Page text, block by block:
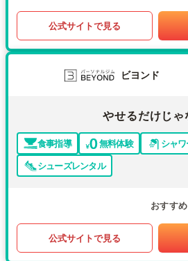
公式サイトで見る
ビヨンド
やせるだけじゃ
食事指導 無料体験 シャ
シューズレンタル
おすす
公式サイトで見る